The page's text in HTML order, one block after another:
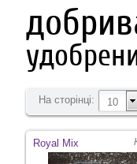
На сторінці: 10
Royal Mix